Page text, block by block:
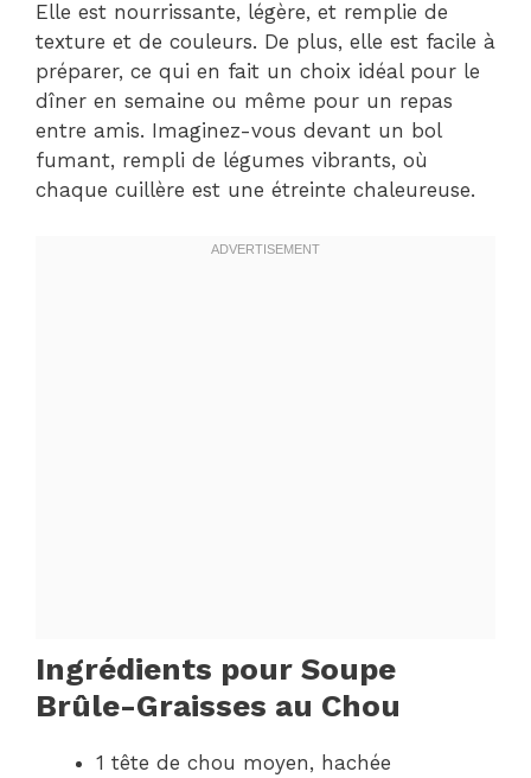
Elle est nourrissante, légère, et remplie de
texture et de couleurs. De plus, elle est facile à
préparer, ce qui en fait un choix idéal pour le
dîner en semaine ou même pour un repas
entre amis. Imaginez-vous devant un bol
fumant, rempli de légumes vibrants, où
chaque cuillère est une étreinte chaleureuse.
Ingrédients pour Soupe
Brûle-Graisses au Chou
1 tête de chou moyen, hachée